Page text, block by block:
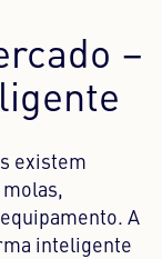
–
existem
A
inteligente